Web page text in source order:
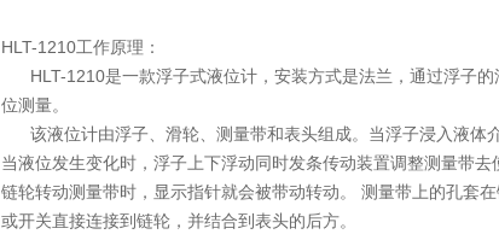
HLT-1210工作原理：
HLT-1210是一款浮子式液位计，安装方式是法兰，通过浮子的
位测量。
该液位计由浮子、滑轮、测量带和表头组成。当浮子浸入液体
当液位发生变化时，浮子上下浮动同时发条传动装置调整测量带
链轮转动测量带时，显示指针就会被带动转动。 测量带上的孔套
或开关直接连接到链轮，并结合到表头的后方。